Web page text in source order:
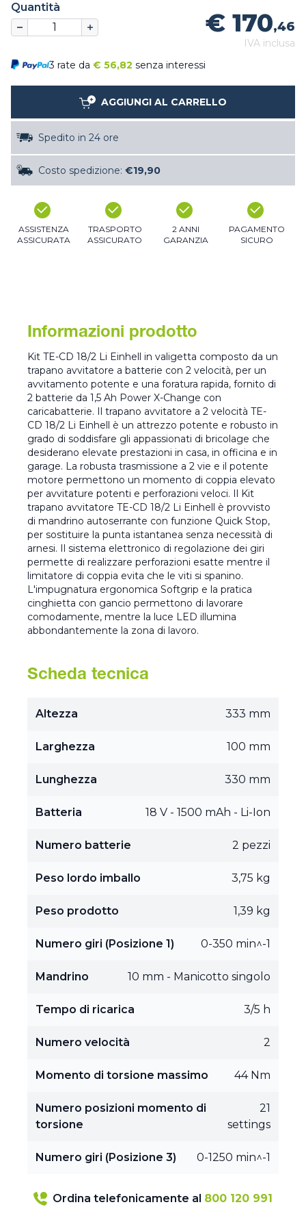
Quantità
€ 170,46
IVA inclusa
3 rate da € 56,82 senza interessi
AGGIUNGI AL CARRELLO
Spedito in 24 ore
Costo spedizione: €19,90
ASSISTENZA
ASSICURATA
TRASPORTO
ASSICURATO
2 ANNI
GARANZIA
PAGAMENTO
SICURO
Informazioni prodotto
Kit TE-CD 18/2 Li Einhell in valigetta composto da un
trapano avvitatore a batterie con 2 velocità, per un
avvitamento potente e una foratura rapida, fornito di
2 batterie da 1,5 Ah Power X-Change con
caricabatterie. Il trapano avvitatore a 2 velocità TE-
CD 18/2 Li Einhell è un attrezzo potente e robusto in
grado di soddisfare gli appassionati di bricolage che
desiderano elevate prestazioni in casa, in officina e in
garage. La robusta trasmissione a 2 vie e il potente
motore permettono un momento di coppia elevato
per avvitature potenti e perforazioni veloci. Il Kit
trapano avvitatore TE-CD 18/2 Li Einhell è provvisto
di mandrino autoserrante con funzione Quick Stop,
per sostituire la punta istantanea senza necessità di
arnesi. Il sistema elettronico di regolazione dei giri
permette di realizzare perforazioni esatte mentre il
limitatore di coppia evita che le viti si spanino.
L'impugnatura ergonomica Softgrip e la pratica
cinghietta con gancio permettono di lavorare
comodamente, mentre la luce LED illumina
abbondantemente la zona di lavoro.
Scheda tecnica
Altezza 333 mm
Larghezza 100 mm
Lunghezza 330 mm
Batteria 18 V - 1500 mAh - Li-Ion
Numero batterie 2 pezzi
Peso lordo imballo 3,75 kg
Peso prodotto 1,39 kg
Numero giri (Posizione 1) 0-350 min^-1
Mandrino 10 mm - Manicotto singolo
Tempo di ricarica 3/5 h
Numero velocità 2
Momento di torsione massimo 44 Nm
Numero posizioni momento di
torsione
21
settings
Numero giri (Posizione 3) 0-1250 min^-1
Ordina telefonicamente al 800 120 991